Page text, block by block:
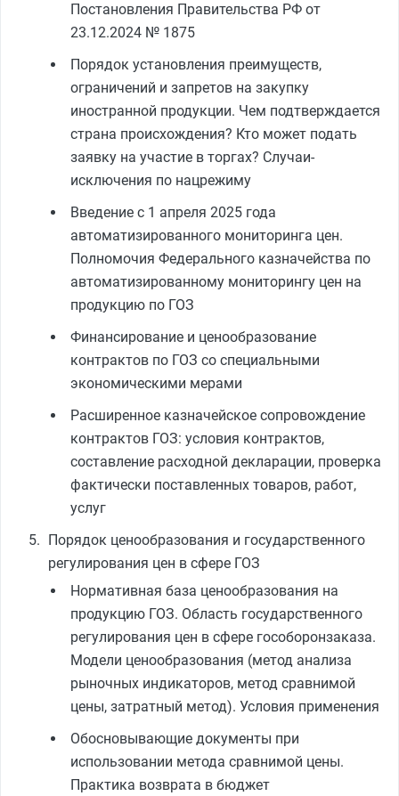
Постановления Правительства РФ от
23.12.2024 № 1875
Порядок установления преимуществ,
ограничений и запретов на закупку
иностранной продукции. Чем подтверждается
страна происхождения? Кто может подать
заявку на участие в торгах? Случаи-
исключения по нацрежиму
Введение с 1 апреля 2025 года
автоматизированного мониторинга цен.
Полномочия Федерального казначейства по
автоматизированному мониторингу цен на
продукцию по ГОЗ
Финансирование и ценообразование
контрактов по ГОЗ со специальными
экономическими мерами
Расширенное казначейское сопровождение
контрактов ГОЗ: условия контрактов,
составление расходной декларации, проверка
фактически поставленных товаров, работ,
услуг
Порядок ценообразования и государственного
регулирования цен в сфере ГОЗ
Нормативная база ценообразования на
продукцию ГОЗ. Область государственного
регулирования цен в сфере гособоронзаказа.
Модели ценообразования (метод анализа
рыночных индикаторов, метод сравнимой
цены, затратный метод). Условия применения
Обосновывающие документы при
использовании метода сравнимой цены.
Практика возврата в бюджет